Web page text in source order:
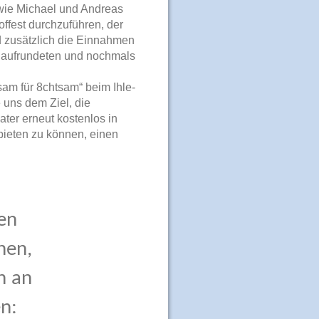
Michael und Andreas
durchzuführen, der
die Einnahmen
und nochmals
für 8chtsam“ beim Ihle-
dem Ziel, die
erneut kostenlos in
zu können, einen
an